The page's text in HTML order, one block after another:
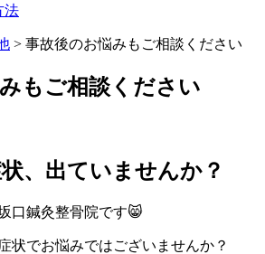
法
> 事故後のお悩みもご相談ください
もご相談ください
、出ていませんか？
口鍼灸整骨院です😸
状でお悩みではございませんか？